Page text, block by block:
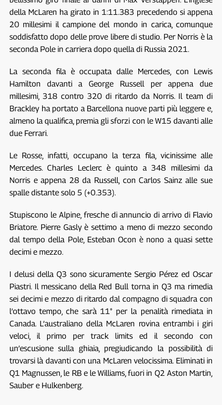
della McLaren ha girato in 1:11.383 precedendo si appena
20 millesimi il campione del mondo in carica, comunque
soddisfatto dopo delle prove libere di studio. Per Norris è la
seconda Pole in carriera dopo quella di Russia 2021.
La seconda fila è occupata dalle Mercedes, con Lewis
Hamilton davanti a George Russell per appena due
millesimi, 318 contro 320 di ritardo da Norris. Il team di
Brackley ha portato a Barcellona nuove parti più leggere e,
almeno la qualifica, premia gli sforzi con le W15 davanti alle
due Ferrari.
Le Rosse, infatti, occupano la terza fila, vicinissime alle
Mercedes. Charles Leclerc è quinto a 348 millesimi da
Norris e appena 28 da Russell, con Carlos Sainz alle sue
spalle distante solo 5 (+0.353).
Stupiscono le Alpine, fresche di annuncio di arrivo di Flavio
Briatore. Pierre Gasly è settimo a meno di mezzo secondo
dal tempo della Pole, Esteban Ocon è nono a quasi sette
decimi e mezzo.
I delusi della Q3 sono sicuramente Sergio Pérez ed Oscar
Piastri. Il messicano della Red Bull torna in Q3 ma rimedia
sei decimi e mezzo di ritardo dal compagno di squadra con
l’ottavo tempo, che sarà 11° per la penalità rimediata in
Canada. L’australiano della McLaren rovina entrambi i giri
veloci, il primo per track limits ed il secondo con
un’escusione sulla ghiaia, pregiudicando la possibilità di
trovarsi là davanti con una McLaren velocissima. Eliminati in
Q1 Magnussen, le RB e le Williams, fuori in Q2 Aston Martin,
Sauber e Hulkenberg.